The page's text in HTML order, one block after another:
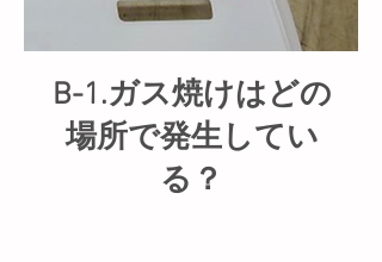
B-1.ガス焼けはどの
場所で発生してい
る？